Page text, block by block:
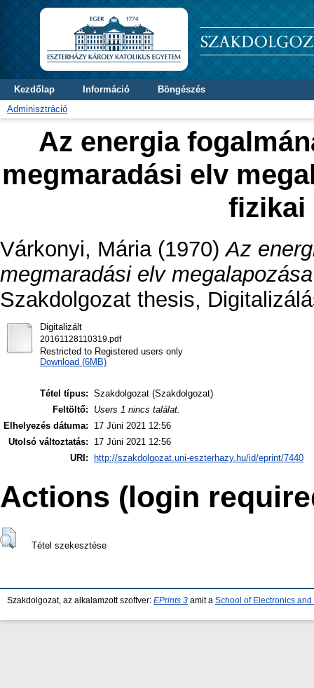
Kezdőlap Információ
Böngészés
Adminisztráció
Az energia
megmaradási elv
fizikai
Várkonyi, Mária(1970)Az
megmaradási elv
Szakdolgozat thesis,
Digitalizált
20161128110319.pdf
Restricted to Registered users only
Download (6MB)
Tétel típus: Szakdolgozat (Szakdolgozat)
Feltöltő:
Users 1 nincs találat.
Elhelyezés dátuma:
17 Júni 2021 12:56
Utolsó változtatás:
17 Júni 2021 12:56
URI:
http://szakdolgozat.uni-eszterhazy.hu/id/eprint/7440
Actions (login
Tétel szekesztése
Szakdolgozat, az alkalamzott szoftver: EPrints 3 amit a School of Electronics